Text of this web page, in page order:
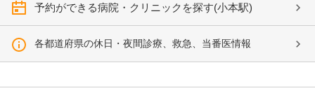
予約ができる病院・クリニックを探す(小本駅)
各都道府県の休日・夜間診療、救急、当番医情報